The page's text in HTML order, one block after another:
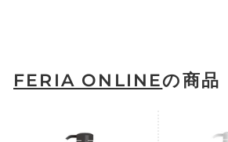
FERIA ONLINEの商品